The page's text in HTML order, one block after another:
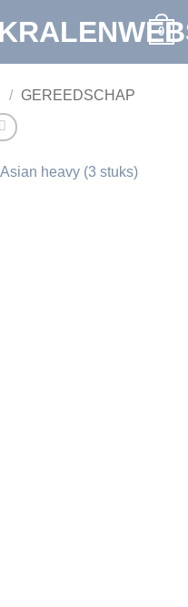
0
/ GEREEDSCHAP